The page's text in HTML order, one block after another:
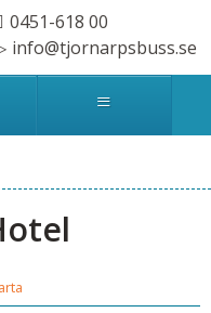
0451-618 00
info@tjornarpsbuss.se